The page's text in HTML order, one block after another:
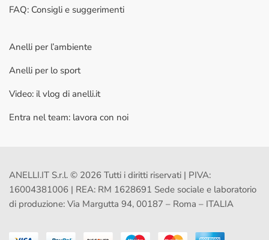
FAQ: Consigli e suggerimenti
Anelli per l’ambiente
Anelli per lo sport
Video: il vlog di anelli.it
Entra nel team: lavora con noi
ANELLI.IT S.r.l. © 2026 Tutti i diritti riservati | PIVA:
16004381006 | REA: RM 1628691 Sede sociale e laboratorio
di produzione: Via Margutta 94, 00187 – Roma – ITALIA